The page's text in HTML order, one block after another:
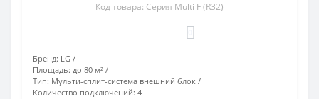
Код товара: Серия Multi F (R32)
Бренд: LG
Площадь: до 80 м²
Тип: Мульти-сплит-система внешний блок
Количество подключений: 4